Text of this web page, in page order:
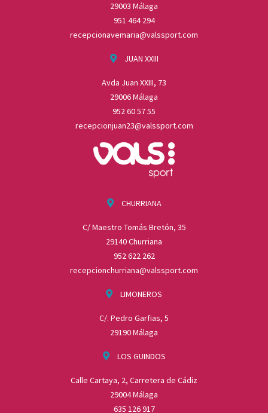
29003 Málaga
951 464 294
recepcionavemaria@valssport.com
JUAN XXIII
Avda Juan XXIII, 73
29006 Málaga
952 60 57 55
recepcionjuan23@valssport.com
CHURRIANA
C/ Maestro Tomás Bretón, 35
29140 Churriana
952 622 262
recepcionchurriana@valssport.com
LIMONEROS
C/. Pedro Garfias, 5
29190 Málaga
LOS GUINDOS
Calle Cartaya, 2, Carretera de Cádiz
29004 Málaga
635 126 917